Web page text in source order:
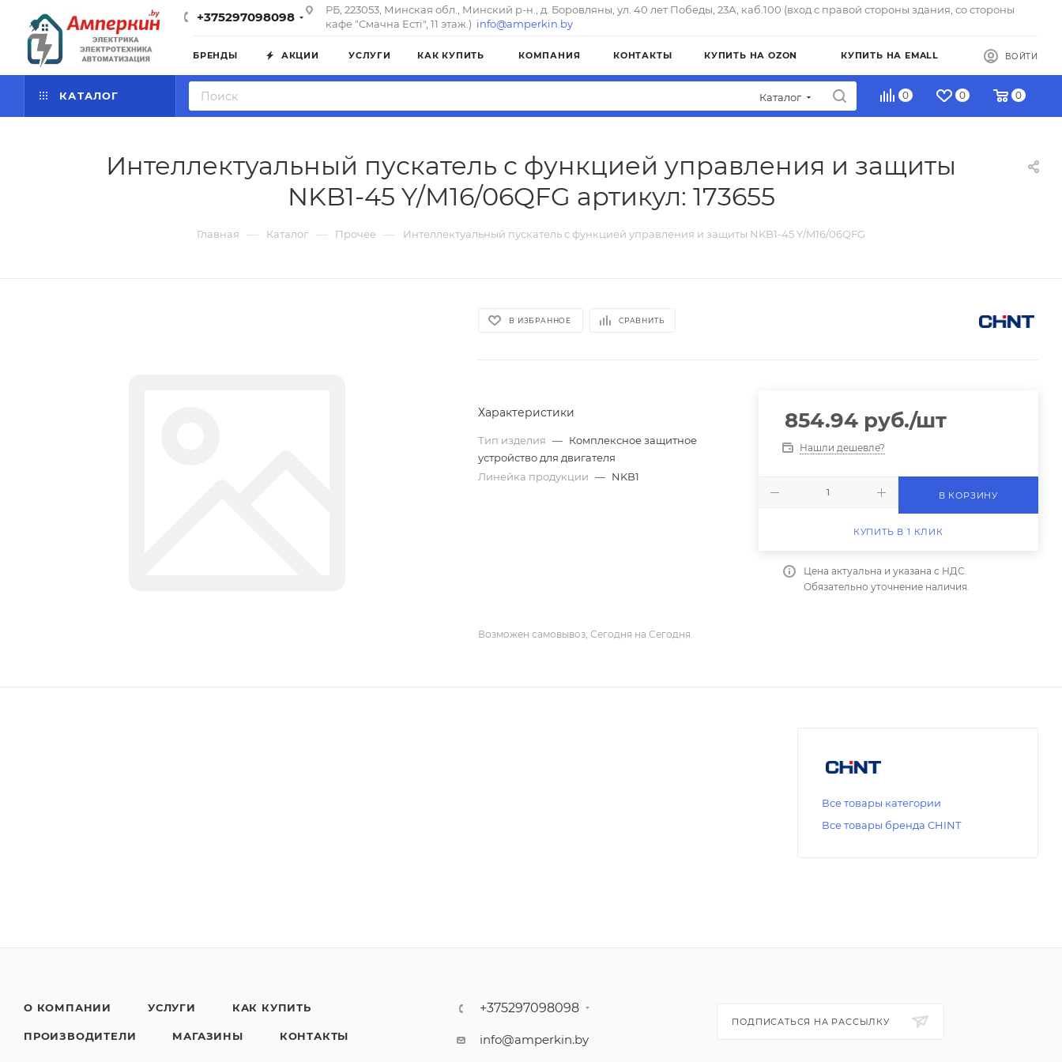
+375297098098
РБ, 223053, Минская обл., Минский р-н., д. Боровляны, ул. 40 лет Победы, 23А, каб.100 (вход с правой стороны здания, со стороны
кафе "Смачна Естi", 11 этаж.) info@amperkin.by
БРЕНДЫ АКЦИИ УСЛУГИ КАК КУПИТЬ КОМПАНИЯ КОНТАКТЫ КУПИТЬ НА OZON КУПИТЬ НА EMALL ВОЙТИ
КАТАЛОГ Каталог 0 0 0
Интеллектуальный пускатель с функцией управления и защиты
NKB1-45 Y/M16/06QFG артикул: 173655
Главная — Каталог — Прочее — Интеллектуальный пускатель с функцией управления и защиты NKB1-45 Y/M16/06QFG
В ИЗБРАННОЕ СРАВНИТЬ
Характеристики
Тип изделия — Комплексное защитное
устройство для двигателя
Линейка продукции — NKB1
854.94руб./шт
Нашли дешевле?
В КОРЗИНУ
КУПИТЬ В 1 КЛИК
Цена актуальна и указана с НДС.
Обязательно уточнение наличия.
Возможен самовывоз, Сегодня на Сегодня.
Все товары категории
Все товары бренда CHINT
О КОМПАНИИ УСЛУГИ КАК КУПИТЬ
ПРОИЗВОДИТЕЛИ МАГАЗИНЫ КОНТАКТЫ
+375297098098
info@amperkin.by
ПОДПИСАТЬСЯ НА РАССЫЛКУ